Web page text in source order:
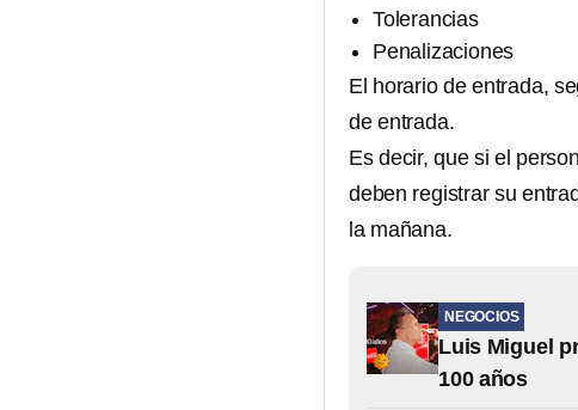
Tolerancias
Penalizaciones
El horario de entrada,
de entrada.
Es decir, que si el
deben registrar su
la mañana.
NEGOCIOS
Luis Miguel
100 años